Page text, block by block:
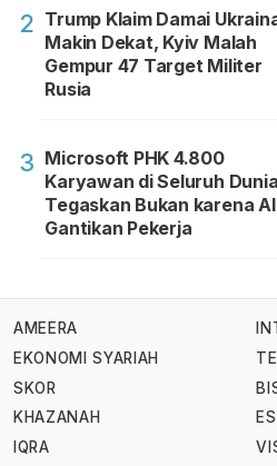
2 Trump Klaim Damai
Makin Dekat, Kyiv Malah
Gempur 47 Target Militer
Rusia
3 Microsoft PHK 4.800
Karyawan di Seluruh
Tegaskan Bukan karena AI
Gantikan Pekerja
AMEERA
EKONOMI SYARIAH
SKOR
KHAZANAH
IQRA